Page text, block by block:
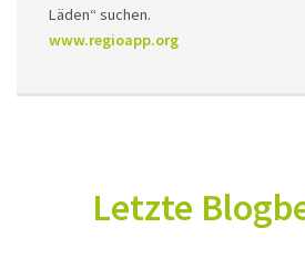
Läden“ suchen.
www.regioapp.org
Letzte